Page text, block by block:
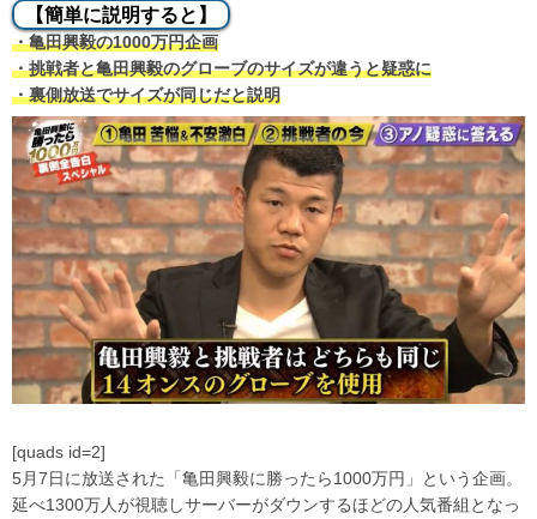
【簡単に説明すると】
・亀田興毅の1000万円企画
・挑戦者と亀田興毅のグローブのサイズが違うと疑惑に
・裏側放送でサイズが同じだと説明
[quads id=2]
5月7日に放送された「亀田興毅に勝ったら1000万円」という企画。
延べ1300万人が視聴しサーバーがダウンするほどの人気番組となっ